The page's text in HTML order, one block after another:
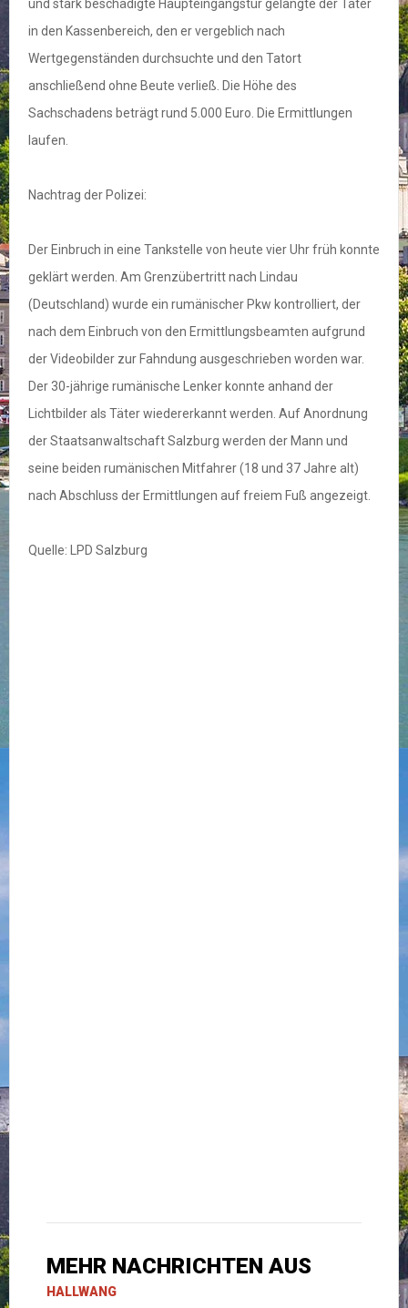
und stark beschädigte Haupteingangstür gelangte der Täter
in den Kassenbereich, den er vergeblich nach
Wertgegenständen durchsuchte und den Tatort
anschließend ohne Beute verließ. Die Höhe des
Sachschadens beträgt rund 5.000 Euro. Die Ermittlungen
laufen.
Nachtrag der Polizei:
Der Einbruch in eine Tankstelle von heute vier Uhr früh konnte
geklärt werden. Am Grenzübertritt nach Lindau
(Deutschland) wurde ein rumänischer Pkw kontrolliert, der
nach dem Einbruch von den Ermittlungsbeamten aufgrund
der Videobilder zur Fahndung ausgeschrieben worden war.
Der 30-jährige rumänische Lenker konnte anhand der
Lichtbilder als Täter wiedererkannt werden. Auf Anordnung
der Staatsanwaltschaft Salzburg werden der Mann und
seine beiden rumänischen Mitfahrer (18 und 37 Jahre alt)
nach Abschluss der Ermittlungen auf freiem Fuß angezeigt.
Quelle: LPD Salzburg
MEHR NACHRICHTEN AUS
HALLWANG